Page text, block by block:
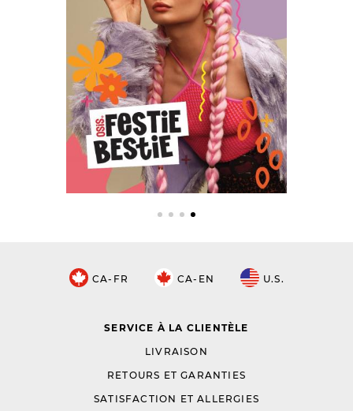
CA-FR CA-EN U.S.
SERVICE À LA CLIENTÈLE
LIVRAISON
RETOURS ET GARANTIES
SATISFACTION ET ALLERGIES